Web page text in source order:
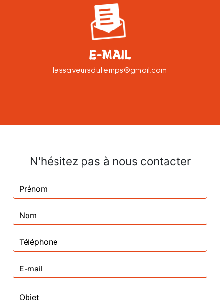
E-MAIL
lessaveursdutemps@gmail.com
N'hésitez pas à nous contacter